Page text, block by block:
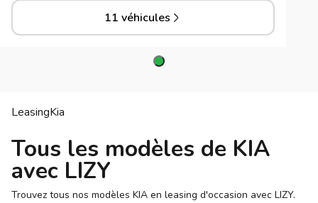
11 véhicules
LeasingKia
Tous les modèles de KIA
avec LIZY
Trouvez tous nos modèles KIA en leasing d'occasion avec LIZY.